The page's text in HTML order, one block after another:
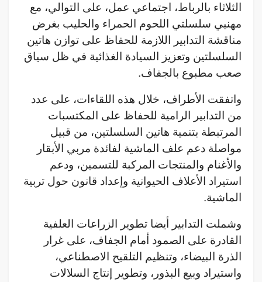
الثلاثاء بالرباط، اجتماعي عمل، على التوالي، مع
مهنيي سلسلتي اللحوم الحمراء والحليب بغرض
مناقشة التدابير اللازمة للحفاظ على توازن هاتين
السلسلتين وتعزيز السيادة الغذائية في ظل سياق
صعب مطبوع بالجفاف.
واتفقت الأطراف، خلال هذه اللقاءات، على عدد
من التدابير الرامية للحفاظ على المكتسبات
المرتبطة بتنمية هاتين السلسلتين، من قبيل
مواصلة دعم علف الماشية لفائدة مربي الأبقار
والأغنام والمنتجات المركبة للتسمين، ودعم
استيراد الأعلاف الحيوانية وإعداد قانون حول تربية
الماشية.
وشملت التدابير أيضا تطوير الزراعات العلفية
القادرة على الصمود أمام الجفاف، على غرار
الذرة البيضاء، وتنظيم التلقيح الاصطناعي،
واستيراد وبيع البذور، وتطوير إنتاج السلالات